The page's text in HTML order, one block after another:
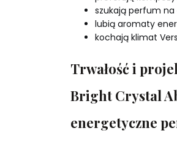
szukają perfum na
lubią aromaty
kochają klimat
Trwałość i
Bright Crystal
energetyczne